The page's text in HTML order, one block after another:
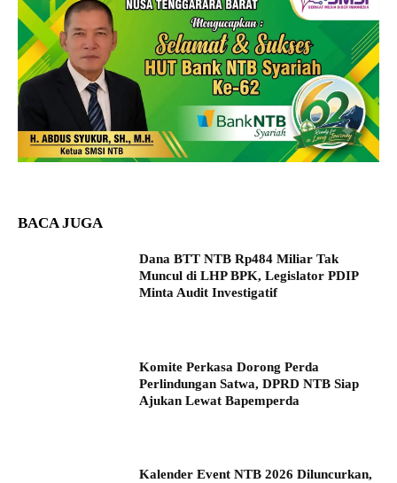
BACA JUGA
Dana BTT NTB Rp484 Miliar Tak
Muncul di LHP BPK, Legislator PDIP
Minta Audit Investigatif
Komite Perkasa Dorong Perda
Perlindungan Satwa, DPRD NTB Siap
Ajukan Lewat Bapemperda
Kalender Event NTB 2026 Diluncurkan,